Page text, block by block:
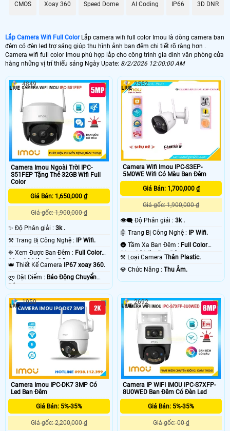
CMOS Xoay 360 Speed Dome AI Coding IP66 3D DNR
Lắp Camera Wifi Full ColorLắp camera wifi full color Imou là dòng camera ban
đêm có đèn led trợ sáng giúp thu hình ảnh ban đêm chi tiết rõ ràng hơn .
Camera wifi full color Imou phù hợp lắp cho công trình gia đình văn phòng cửa
hàng những vị trí thiếu sáng Ngày Upate: 8/2/2026 12:00:00 AM
Camera Imou Ngoài Trời IPC-
S51FEP Tặng Thẻ 32GB Wifi Full
Color
Giá Bán: 1,650,000 ₫
Giá gốc: 1,900,000 ₫
✨ Độ Phân giải : 3k .
⚒ Trang Bị Công Nghệ : IP Wifi.
❈ Xem Được Ban Đêm : Full Color
20m Có Màu Ban Ðêm.
👑 Thiết Kế Camera IP67 xoay 360.
️ლ Đặt Điểm : Báo Động Chuyển
Động.
4849
Camera Wifi Imou IPC-S3EP-
5M0WE Wifi Có Màu Ban Đêm
Giá Bán: 1,700,000 ₫
Giá gốc: 1,900,000 ₫
👁️‍🗨 Độ Phân giải :3k .
🤖️ Trang Bị Công Nghệ : IP Wifi.
🌚 Tầm Xa Ban Đêm : Full Color
30m Có Màu Ban Ðêm.
⚒ Loại CameraThân Plastic.
️💎 Chức Năng :Thu Âm.
2552
Camera Imou IPC-DK7 3MP Có
Led Ban Đêm
Giá Bán: 5%-35%
Giá gốc: 2,200,000 ₫
1950
Camera IP WIFI IMOU IPC-S7XFP-
8U0WED Ban Đêm Có Đèn Led
Giá Bán: 5%-35%
Giá gốc: 00 ₫
2692